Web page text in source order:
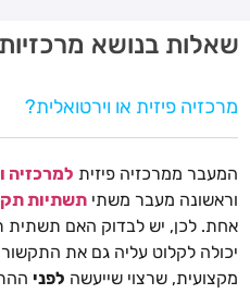
שאלות בנושא
מרכזיה פיזית או וירטואלית?
המעבר ממרכזיה פיזית למרכזיה
וראשונה מעבר משתי תשתיות
יכולה לקלוט עליה גם את
מקצועית, שרצוי שייעשה לפני